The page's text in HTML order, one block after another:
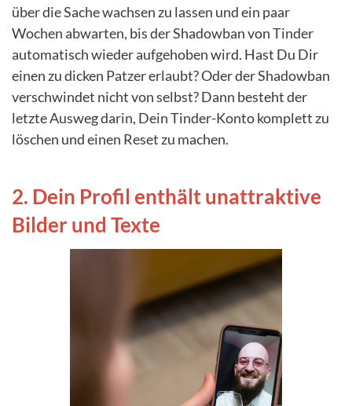
über die Sache wachsen zu lassen und ein paar
Wochen abwarten, bis der Shadowban von Tinder
automatisch wieder aufgehoben wird. Hast Du Dir
einen zu dicken Patzer erlaubt? Oder der Shadowban
verschwindet nicht von selbst? Dann besteht der
letzte Ausweg darin, Dein Tinder-Konto komplett zu
löschen und einen Reset zu machen.
2. Dein Profil enthält unattraktive
Bilder und Texte